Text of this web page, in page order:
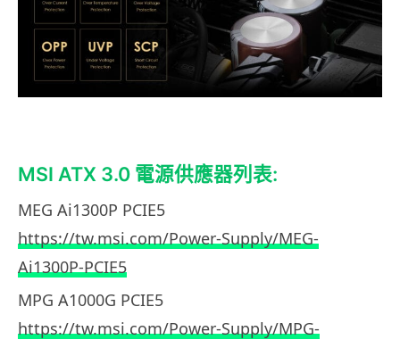
MSI ATX 3.0 電源供應器列表:
MEG Ai1300P PCIE5
https://tw.msi.com/Power-Supply/MEG-
Ai1300P-PCIE5
MPG A1000G PCIE5
https://tw.msi.com/Power-Supply/MPG-